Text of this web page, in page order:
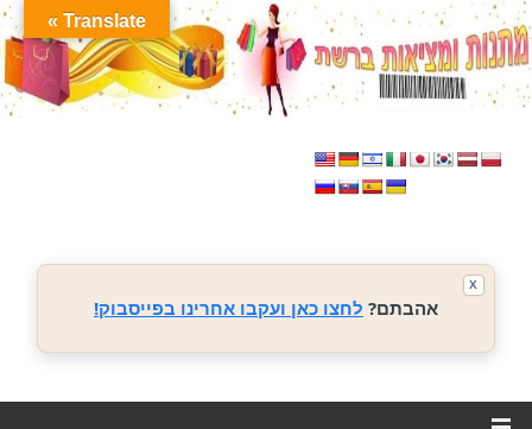
אהבתם? לחצו כאן ועקבו אחרינו בפייסבוק!
X
Translate »